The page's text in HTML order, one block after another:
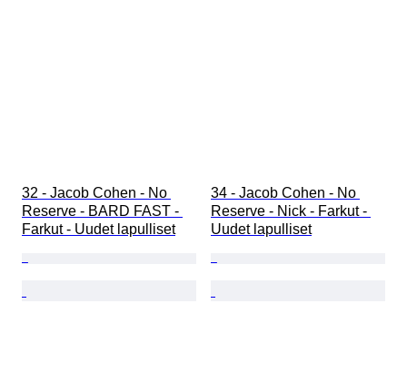
32 - Jacob Cohen - No
Reserve - BARD FAST -
Farkut - Uudet lapulliset
34 - Jacob Cohen - No
Reserve - Nick - Farkut -
Uudet lapulliset